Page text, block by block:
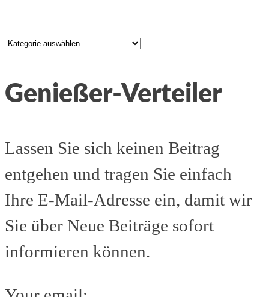
Kategorien
Genießer-Verteiler
Lassen Sie sich keinen Beitrag
entgehen und tragen Sie einfach
Ihre E-Mail-Adresse ein, damit wir
Sie über Neue Beiträge sofort
informieren können.